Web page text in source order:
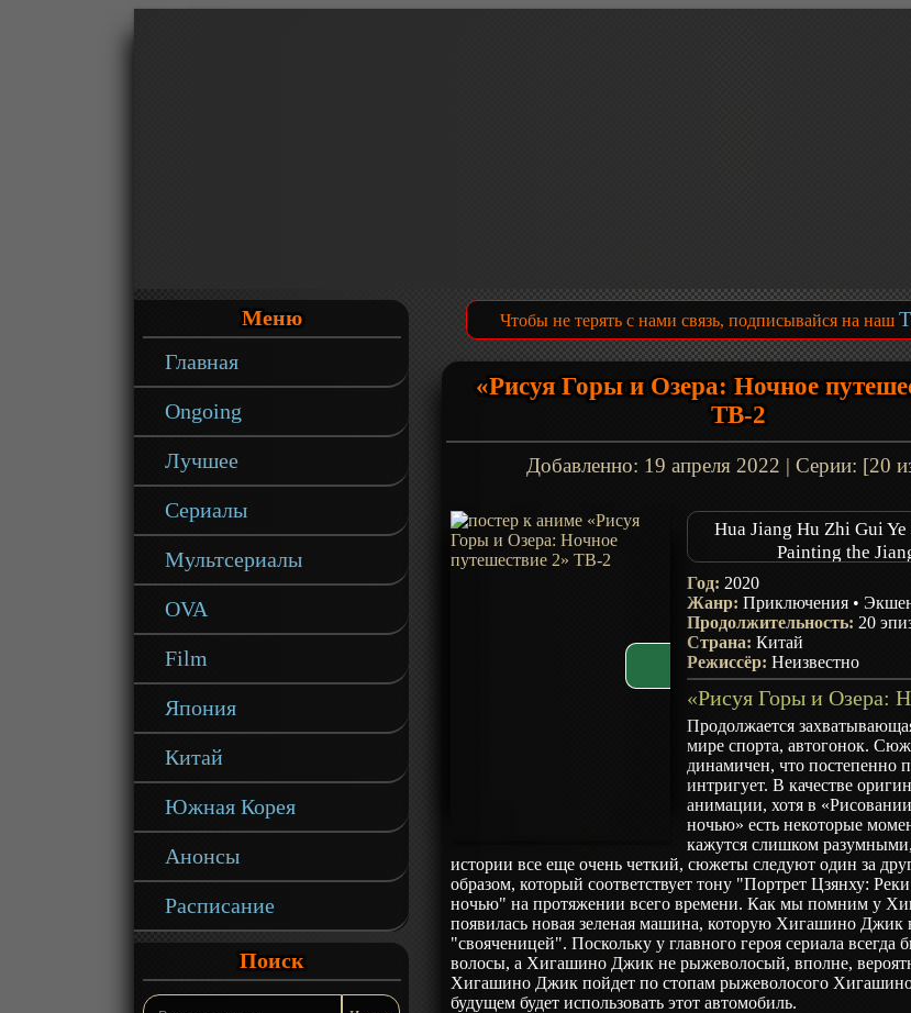
Меню
Главная
Ongoing
Лучшее
Сериалы
Мультсериалы
OVA
Film
Япония
Китай
Южная Корея
Анонсы
Расписание
Поиск
Чтобы не терять с нами связь, подписывайся на наш
«Рисуя Горы и Озера: Ночное
ТВ-2
Добавленно: 19 апреля 2022 | Серии: [20
Hua Jiang Hu Zhi Gui
Painting the
Год: 2020
Жанр:Приключения •
Продолжительность: 20
Страна:Китай
Режиссёр:Неизвестно
Продолжается
мире спорта, автогонок.
динамичен, что постепенно
интригует. В качестве
анимации, хотя в
ночью» есть некоторые
кажутся слишком
истории все еще очень четкий, сюжеты следуют один за
образом, который соответствует тону "Портрет Цзянху: Реки
ночью" на протяжении всего времени. Как мы помним у
появилась новая зеленая машина, которую Хигашино Джик
"свояченицей". Поскольку у главного героя сериала
волосы, а Хигашино Джик не рыжеволосый, вполне,
Хигашино Джик пойдет по стопам рыжеволосого
будущем будет использовать этот автомобиль.